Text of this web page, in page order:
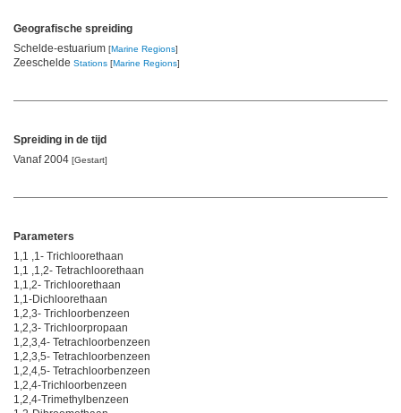
Geografische spreiding
Schelde-estuarium [Marine Regions]
Zeeschelde Stations [Marine Regions]
Spreiding in de tijd
Vanaf 2004 [Gestart]
Parameters
1,1 ,1- Trichloorethaan
1,1 ,1,2- Tetrachloorethaan
1,1,2- Trichloorethaan
1,1-Dichloorethaan
1,2,3- Trichloorbenzeen
1,2,3- Trichloorpropaan
1,2,3,4- Tetrachloorbenzeen
1,2,3,5- Tetrachloorbenzeen
1,2,4,5- Tetrachloorbenzeen
1,2,4-Trichloorbenzeen
1,2,4-Trimethylbenzeen